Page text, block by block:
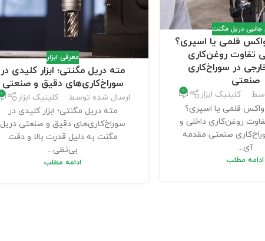
جانبی دریل مگنت
قلمی یا اسپری؟
تفاوت روغن‌کاری
در سوراخ‌کاری
صنعتی
کلینیک ابزار 0
قلمی یا اسپری؟
روغن‌کاری داخلی و
صنعتی مقدمه
آی...
ادامه مطلب
معرفی ابزار
مته دریل مگنتی؛ ابزار کلیدی در
سوراخ‌کاری‌های دقیق و صنعتی
ارسال شده توسط کلینیک ابزار 0
مته دریل مگنتی؛ ابزار کلیدی در
سوراخ‌کاری‌های دقیق و صنعتی دریل
مگنت به دلیل قدرت بالا و دقت
بی‌نظی...
ادامه مطلب